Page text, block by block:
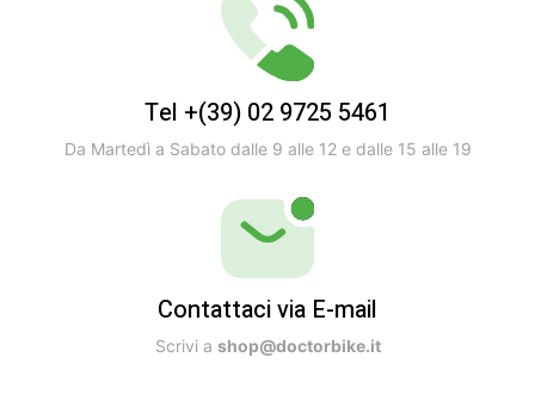
Tel +(39) 02 9725 5461
Da Martedì a Sabato dalle 9 alle 12 e dalle 15 alle 19
Contattaci via E-mail
Scrivi a shop@doctorbike.it